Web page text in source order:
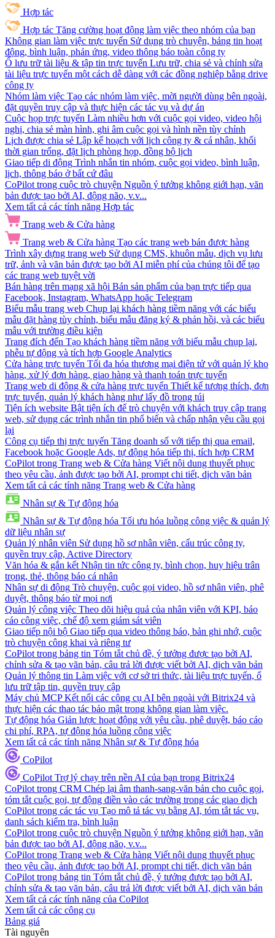
Hợp tác
Hợp tác Tăng cường hoạt động làm việc theo nhóm của bạn
Không gian làm việc trực tuyến Sử dụng trò chuyện, bảng tin hoạt
động, bình luận, phản ứng, video thông báo toàn công ty
Ổ lưu trữ tài liệu & tập tin trực tuyến Lưu trữ, chia sẻ và chỉnh sửa
tài liệu trực tuyến một cách dễ dàng với các đồng nghiệp bằng drive
công ty
Nhóm làm việc Tạo các nhóm làm việc, mời người dùng bên ngoài,
đặt quyền truy cập và thực hiện các tác vụ và dự án
Cuộc họp trực tuyến Làm nhiều hơn với cuộc gọi video, video hội
nghị, chia sẻ màn hình, ghi âm cuộc gọi và hình nền tùy chỉnh
Lịch được chia sẻ Lập kế hoạch với lịch công ty & cá nhân, khối
thời gian trống, đặt lịch phòng họp, đồng bộ lịch
Giao tiếp di động Trình nhắn tin nhóm, cuộc gọi video, bình luận,
lịch, thông báo ở bất cứ đâu
CoPilot trong cuộc trò chuyện Nguồn ý tưởng không giới hạn, văn
bản được tạo bởi AI, động não, v.v...
Xem tất cả các tính năng Hợp tác
Trang web & Cửa hàng
Trang web & Cửa hàng Tạo các trang web bán được hàng
Trình xây dựng trang web Sử dụng CMS, khuôn mẫu, dịch vụ lưu
trữ, ảnh và văn bản được tạo bởi AI miễn phí của chúng tôi để tạo
các trang web tuyệt vời
Bán hàng trên mạng xã hội Bán sản phẩm của bạn trực tiếp qua
Facebook, Instagram, WhatsApp hoặc Telegram
Biểu mẫu trang web Chụp lại khách hàng tiềm năng với các biểu
mẫu đặt hàng tùy chỉnh, biểu mẫu đăng ký & phản hồi, và các biểu
mẫu với trường điều kiện
Trang đích đến Tạo khách hàng tiềm năng với biểu mẫu chụp lại,
phễu tự động và tích hợp Google Analytics
Cửa hàng trực tuyến Tối đa hóa thương mại điện tử với quản lý kho
hàng, xử lý đơn hàng, giao hàng và thanh toán trực tuyến
Trang web di động & cửa hàng trực tuyến Thiết kế tương thích, đơn
trực tuyến, quản lý khách hàng như lấy đồ trong túi
Tiện ích website Bật tiện ích để trò chuyện với khách truy cập trang
web, sử dụng các trình nhắn tin phổ biến và chấp nhận yêu cầu gọi
lại
Công cụ tiếp thị trực tuyến Tăng doanh số với tiếp thị qua email,
Facebook hoặc Google Ads, tự động hóa tiếp thị, tích hợp CRM
CoPilot trong Trang web & Cửa hàng Viết nội dung thuyết phục
theo yêu cầu, ảnh được tạo bởi AI, prompt chi tiết, dịch văn bản
Xem tất cả các tính năng Trang web & Cửa hàng
Nhân sự & Tự động hóa
Nhân sự & Tự động hóa Tối ưu hóa luồng công việc & quản lý
dữ liệu nhân sự
Quản lý nhân viên Sử dụng hồ sơ nhân viên, cấu trúc công ty,
quyền truy cập, Active Directory
Văn hóa & gắn kết Nhận tin tức công ty, bình chọn, huy hiệu trân
trọng, thẻ, thông báo cá nhân
Nhân sự di động Trò chuyện, cuộc gọi video, hồ sơ nhân viên, phê
duyệt, thông báo từ mọi nơi
Quản lý công việc Theo dõi hiệu quả của nhân viên với KPI, báo
cáo công việc, chế độ xem giám sát viên
Giao tiếp nội bộ Giao tiếp qua video thông báo, bản ghi nhớ, cuộc
trò chuyện công khai và riêng tư
CoPilot trong bảng tin Tóm tắt chủ đề, ý tưởng được tạo bởi AI,
chỉnh sửa & tạo văn bản, câu trả lời được viết bởi AI, dịch văn bản
Quản lý thông tin Làm việc với cơ sở tri thức, tài liệu trực tuyến, ổ
lưu trữ tập tin, quyền truy cập
Máy chủ MCP Kết nối các công cụ AI bên ngoài với Bitrix24 và
thực hiện các thao tác bảo mật trong không gian làm việc.
Tự động hóa Giản lược hoạt động với yêu cầu, phê duyệt, báo cáo
chi phí, RPA, tự động hóa luồng công việc
Xem tất cả các tính năng Nhân sự & Tự động hóa
CoPilot
CoPilot Trợ lý chạy trên nền AI của bạn trong Bitrix24
CoPilot trong CRM Chép lại âm thanh-sang-văn bản cho cuộc gọi,
tóm tắt cuộc gọi, tự động điền vào các trường trong các giao dịch
CoPilot trong các tác vụ Tạo mô tả tác vụ bằng AI, tóm tắt tác vụ,
danh sách kiểm tra, bình luận
CoPilot trong cuộc trò chuyện Nguồn ý tưởng không giới hạn, văn
bản được tạo bởi AI, động não, v.v...
CoPilot trong Trang web & Cửa hàng Viết nội dung thuyết phục
theo yêu cầu, ảnh được tạo bởi AI, prompt chi tiết, dịch văn bản
CoPilot trong bảng tin Tóm tắt chủ đề, ý tưởng được tạo bởi AI,
chỉnh sửa & tạo văn bản, câu trả lời được viết bởi AI, dịch văn bản
Xem tất cả các tính năng của CoPilot
Xem tất cả các công cụ
Bảng giá
Tài nguyên